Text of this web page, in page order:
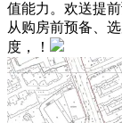
值能力。欢送提
从购房前预备、
度，！